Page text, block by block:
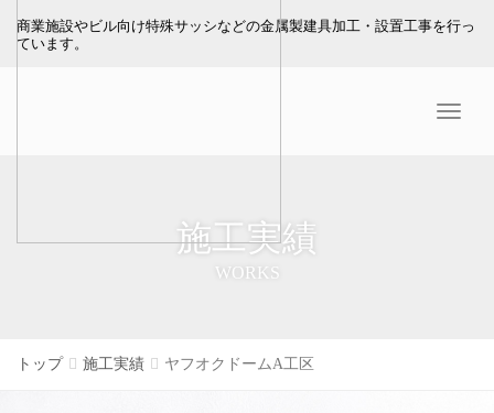
商業施設やビル向け特殊サッシなどの金属製建具加工・設置工事を行っ
ています。
Menu
施工実績
WORKS
トップ 施工実績 ヤフオクドームA工区